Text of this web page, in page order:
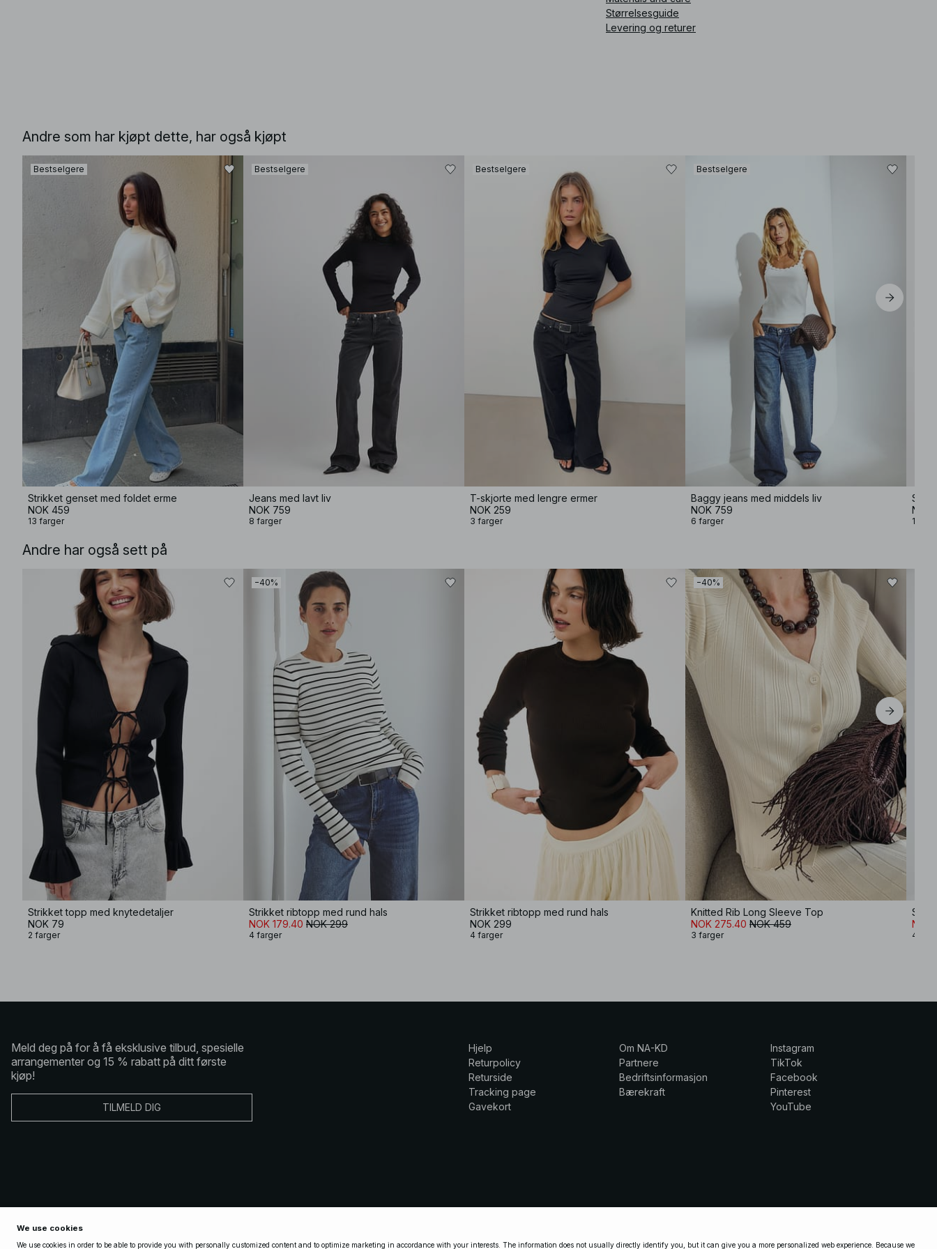
Størrelsesguide
Levering og returer
Andre som har kjøpt dette, har også kjøpt
Bestselgere
Strikket genset med foldet erme
NOK 459
13 farger
Bestselgere
Jeans med lavt liv
NOK 759
8 farger
Bestselgere
T-skjorte med lengre ermer
NOK 259
3 farger
Bestselgere
Baggy jeans med middels liv
NOK 759
6 farger
NOK
13
Andre har også sett på
Strikket topp med knytedetaljer
NOK 79
2 farger
−40%
Strikket ribtopp med rund hals
NOK 179.40 NOK 299
4 farger
Strikket ribtopp med rund hals
NOK 299
4 farger
−40%
Knitted Rib Long Sleeve Top
NOK 275.40 NOK 459
3 farger
NOK
4
Meld deg på for å få eksklusive tilbud, spesielle
arrangementer og 15 % rabatt på ditt første
kjøp!
TILMELD DIG
Hjelp
Returpolicy
Returside
Tracking page
Gavekort
Om NA-KD
Partnere
Bedriftsinformasjon
Bærekraft
Instagram
TikTok
Facebook
Pinterest
YouTube